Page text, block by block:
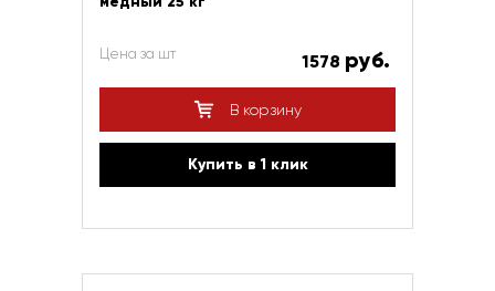
Цена за шт 1578 руб.
В корзину
Купить в 1 клик